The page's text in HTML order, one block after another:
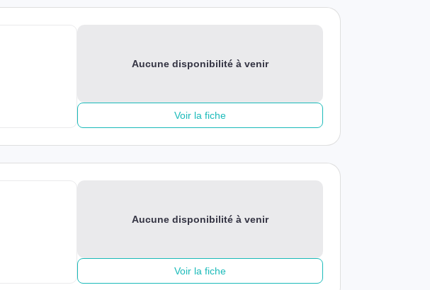
Aucune disponibilité à venir
Voir la fiche
Aucune disponibilité à venir
Voir la fiche